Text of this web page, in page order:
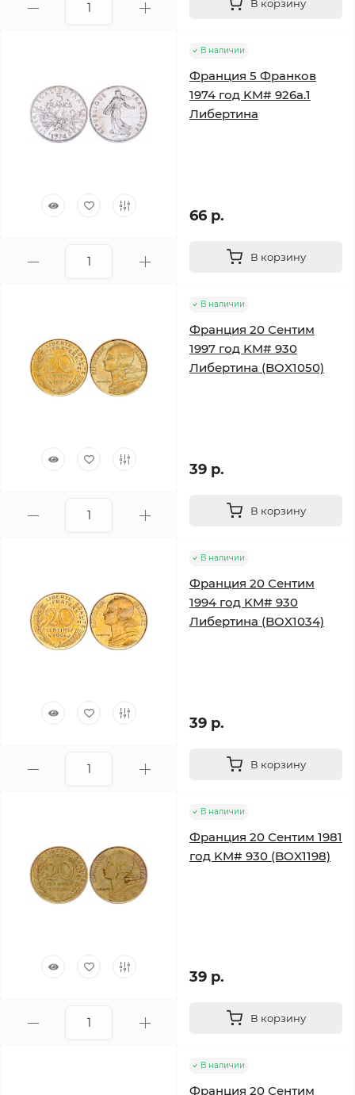
В корзину
В наличии
Франция 5 Франков
1974 год KM# 926a.1
Либертина
66 р.
В корзину
В наличии
Франция 20 Сентим
1997 год KM# 930
Либертина (BOX1050)
39 р.
В корзину
В наличии
Франция 20 Сентим
1994 год KM# 930
Либертина (BOX1034)
39 р.
В корзину
В наличии
Франция 20 Сентим 1981
год KM# 930 (BOX1198)
39 р.
В корзину
В наличии
Франция 20 Сентим